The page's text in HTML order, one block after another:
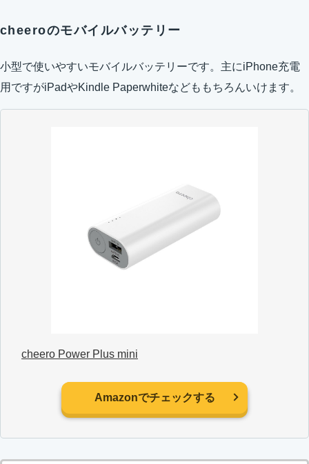
cheeroのモバイルバッテリー
小型で使いやすいモバイルバッテリーです。主にiPhone充電
用ですがiPadやKindle Paperwhiteなどももちろんいけます。
cheero Power Plus mini
Amazonでチェックする